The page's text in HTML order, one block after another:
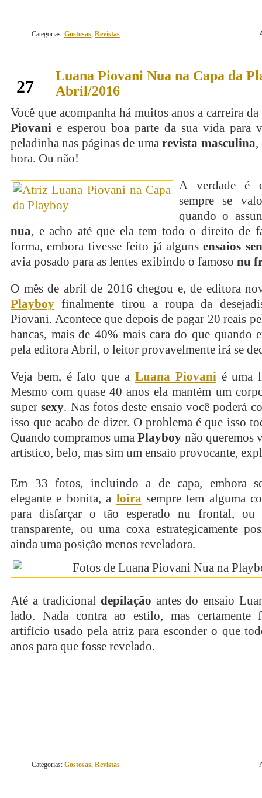
Categorias: Gostosas, Revistas
27
Luana Piovani Nua na Capa da
Abril/2016
Você que acompanha há muitos anos a carreira
Piovani e esperou boa parte da sua vida para
peladinha nas páginas de umarevista masculina,
hora. Ou não!
A verdade
sempre se
quando o
nua, e acho até que ela tem todo o direito de
forma, embora tivesse feito já algunsensaios
avia posado para as lentes exibindo o famoso nu
O mês de abril de 2016 chegou e, de editora
Playboy finalmente tirou a roupa da
Piovani. Acontece que depois de pagar 20 reais
bancas, mais de 40% mais cara do que quando
pela editora Abril, o leitor provavelmente irá se
Veja bem, é fato que a Luana Piovanié uma
Mesmo com quase 40 anos ela mantém um
supersexy. Nas fotos deste ensaio você poderá
isso que acabo de dizer. O problema é que isso
Quando compramos umaPlayboy não queremos
artístico, belo, mas sim um ensaio provocante,
Em 33 fotos, incluindo a de capa, embora
elegante e bonita, a loirasempre tem alguma
para disfarçar o tão esperado nu frontal, ou
transparente, ou uma coxa estrategicamente
ainda uma posição menos reveladora.
Até a tradicional depilação antes do ensaio
lado. Nada contra ao estilo, mas certamente
artifício usado pela atriz para esconder o que
anos para que fosse revelado.
Categorias: Gostosas, Revistas